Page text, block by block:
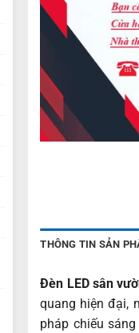
THÔNG TIN SẢN
Đèn LED sân
quang hiện đại,
pháp chiếu